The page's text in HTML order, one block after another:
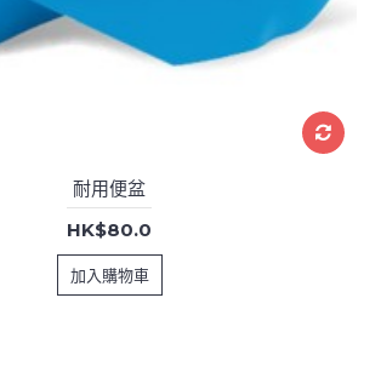
耐用便盆
HK$80.0
加入購物車